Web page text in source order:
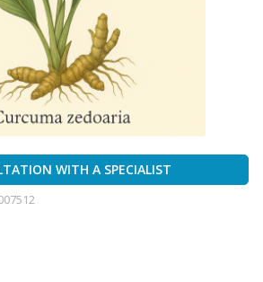
WITH A SPECIALIST